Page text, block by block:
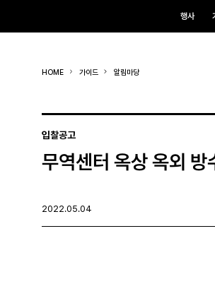
행사
HOME 가이드 알림마당
입찰공고
무역센터 옥상 옥외
2022.05.04